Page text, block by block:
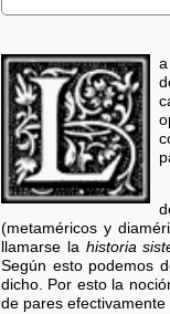
(metaméricos y
llamarse la historia
Según esto podemos
dicho. Por esto la
de pares